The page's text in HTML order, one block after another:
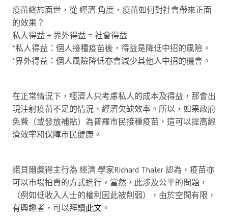
疫苗終於面世，從 經濟 角度，疫苗如何對社會帶來正面
的效果？
私人得益 + 界外得益 = 社會得益
*私人得益：個人接種疫苗後，得益是降低中招的風險。
*界外得益：個人風險降低亦會減少其他人中招的機會。
在正常情況下，經濟人只考慮私人的成本及得益，那會出
現注射疫苗不足的情況，經濟欠缺效率。所以，如果政府
免費（或發放補貼）為普羅市民接種疫苗，這可以提高經
濟效率和保障市民健康。
諾貝爾獎得主行為 經濟 學家Richard Thaler 認為，疫苗亦
可以市場拍賣的方式進行。當然，此涉及公平的問題，
（例如低收入人士的權利因此被削弱），由於空間有限，
有興趣者，可以拜讀此文 。